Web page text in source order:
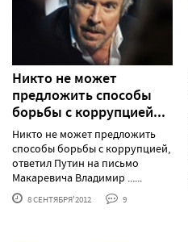
Никто не может
предложить способы
борьбы с коррупцией...
Никто не может предложить
способы борьбы с коррупцией,
ответил Путин на письмо
Макаревича Владимир ......
8 СЕНТЯБРЯ'2012 9